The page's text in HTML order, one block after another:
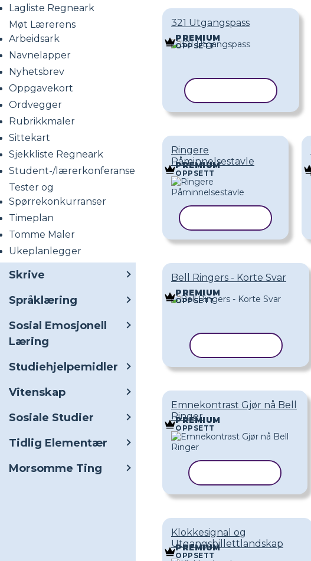
Lagliste Regneark
Møt Lærerens
Arbeidsark
Navnelapper
Nyhetsbrev
Oppgavekort
Ordvegger
Rubrikkmaler
Sittekart
Sjekkliste Regneark
Student-/lærerkonferanser
Tester og
Spørrekonkurranser
Timeplan
Tomme Maler
Ukeplanlegger
Skrive
Språklæring
Sosial Emosjonell
Læring
Studiehjelpemidler
Vitenskap
Sosiale Studier
Tidlig Elementær
Morsomme Ting
321 Utgangspass
PREMIUM
OPPSETT
Ringere
Påminnelsestavle
PREMIUM
OPPSETT
Bell Ringers - Korte Svar
PREMIUM
OPPSETT
Emnekontrast Gjør nå Bell
Ringer
PREMIUM
OPPSETT
Klokkesignal og
Utgangsbillettlandskap
PREMIUM
OPPSETT